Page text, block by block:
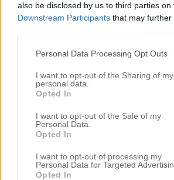
also be disclosed by us to third parties on
Downstream Participants that may
Personal Data Processing Opt Outs
I want to opt-out of the Sharing of my
personal data.
Opted In
I want to opt-out of the Sale of my
Personal Data.
Opted In
I want to opt-out of processing my
Personal Data for Targeted
Opted In
DUNDERKUR FÖR TORR
3 januari 2016, 14:38
Hej på er! Hur mår ni idag? Jag är
Stockholm och det är dags att börja
kommande vecka. Jag har köpt